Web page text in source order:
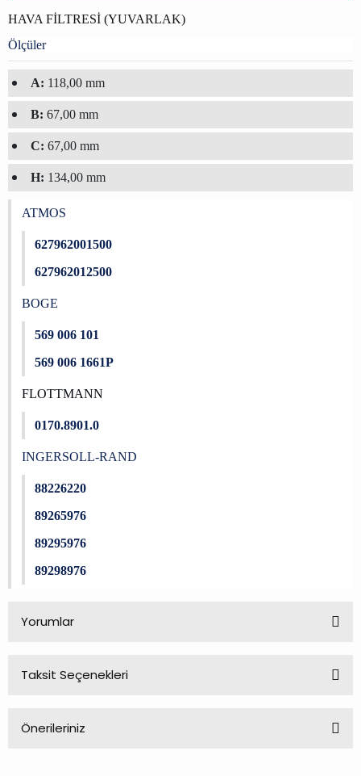
HAVA FİLTRESİ (YUVARLAK)
Ölçüler
A: 118,00 mm
B: 67,00 mm
C: 67,00 mm
H: 134,00 mm
ATMOS
627962001500
627962012500
BOGE
569 006 101
569 006 1661P
FLOTTMANN
0170.8901.0
INGERSOLL-RAND
88226220
89265976
89295976
89298976
Yorumlar
Taksit Seçenekleri
Önerileriniz